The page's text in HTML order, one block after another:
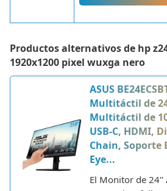
Productos alternativos de hp
1920x1200 pixel wuxga nero
ASUS
Multitáctil de
Multitáctil de
USB-C, HDMI,
Chain, Soporte
Eye...
El Monitor de 24"